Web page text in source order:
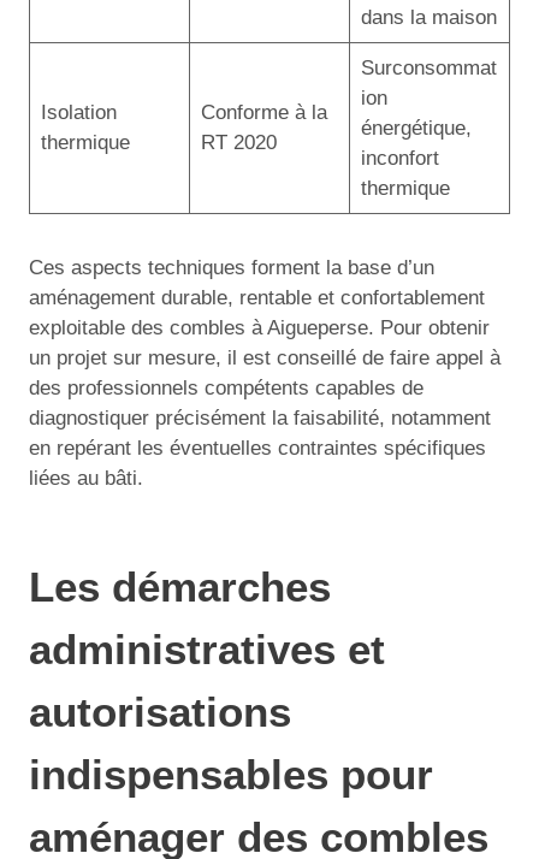
dans la maison
Isolation
thermique
Conforme à la
RT 2020
Surconsommat
ion
énergétique,
inconfort
thermique
Ces aspects techniques forment la base d’un
aménagement durable, rentable et confortablement
exploitable des combles à Aigueperse. Pour obtenir
un projet sur mesure, il est conseillé de faire appel à
des professionnels compétents capables de
diagnostiquer précisément la faisabilité, notamment
en repérant les éventuelles contraintes spécifiques
liées au bâti.
Les démarches
administratives et
autorisations
indispensables pour
aménager des combles